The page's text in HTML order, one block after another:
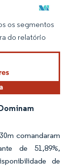
CC BY 4.0.
os segmentos
do relatório
comandaram
de 51,89%,
de